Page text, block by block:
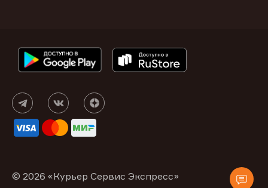
© 2026 «Курьер Сервис Экспресс»